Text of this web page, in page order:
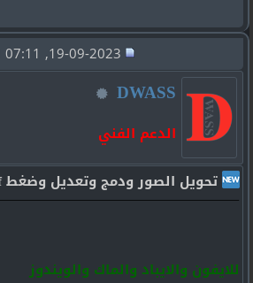
DWASS
الدعم الفني
تحويل الصور ودمج وتعديل وضغط pdf
للايفون والايباد والماك والويندوز